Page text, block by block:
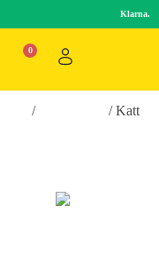
Klarna.
/
/ Katt